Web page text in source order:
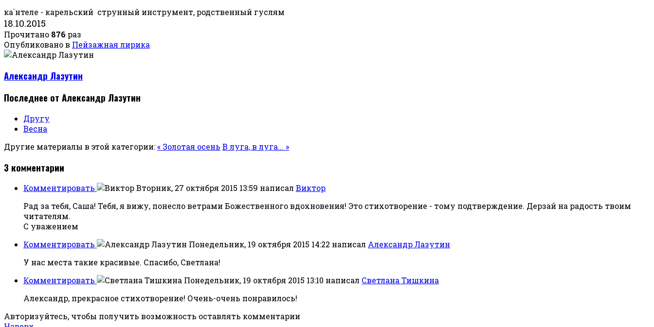
ка`нтеле - карельский струнный инструмент, родственный гуслям
18.10.2015
Прочитано 876 раз
Опубликовано в Пейзажная лирика
Александр Лазутин
Последнее от Александр Лазутин
Другу
Весна
Другие материалы в этой категории:« Золотая осень В луга, в луга... »
3 комментарии
Комментировать Вторник, 27 октября 2015 13:59 написал Виктор
Рад за тебя, Саша! Тебя, я вижу, понесло ветрами Божественного вдохновения! Это стихотворение - тому подтверждение. Дерзай на радость твоим
читателям.
С уважением
Комментировать
Понедельник, 19 октября 2015 14:22 написал Александр Лазутин
У нас места такие красивые. Спасибо, Светлана!
Комментировать
Понедельник, 19 октября 2015 13:10 написал Светлана Тишкина
Александр, прекрасное стихотворение! Очень-очень понравилось!
Авторизуйтесь, чтобы получить возможность оставлять комментарии